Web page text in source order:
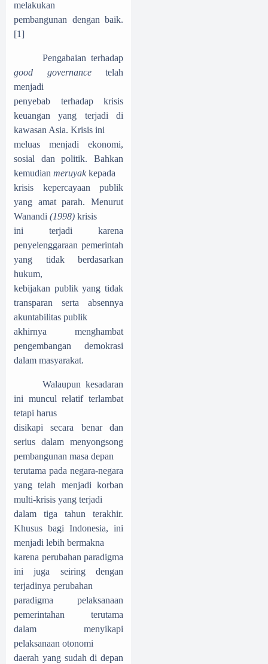
melakukan
pembangunan dengan baik.
[1]
Pengabaian terhadap
good governance telah
menjadi
penyebab terhadap krisis
keuangan yang terjadi di
kawasan Asia. Krisis ini
meluas menjadi ekonomi,
sosial dan politik. Bahkan
kemudian meruyak kepada
krisis kepercayaan publik
yang amat parah. Menurut
Wanandi (1998) krisis
ini terjadi karena
penyelenggaraan pemerintah
yang tidak berdasarkan
hukum,
kebijakan publik yang tidak
transparan serta absennya
akuntabilitas publik
akhirnya menghambat
pengembangan demokrasi
dalam masyarakat.
Walaupun kesadaran
ini muncul relatif terlambat
tetapi harus
disikapi secara benar dan
serius dalam menyongsong
pembangunan masa depan
terutama pada negara-negara
yang telah menjadi korban
multi-krisis yang terjadi
dalam tiga tahun terakhir.
Khusus bagi Indonesia, ini
menjadi lebih bermakna
karena perubahan paradigma
ini juga seiring dengan
terjadinya perubahan
paradigma pelaksanaan
pemerintahan terutama
dalam menyikapi
pelaksanaan otonomi
daerah yang sudah di depan